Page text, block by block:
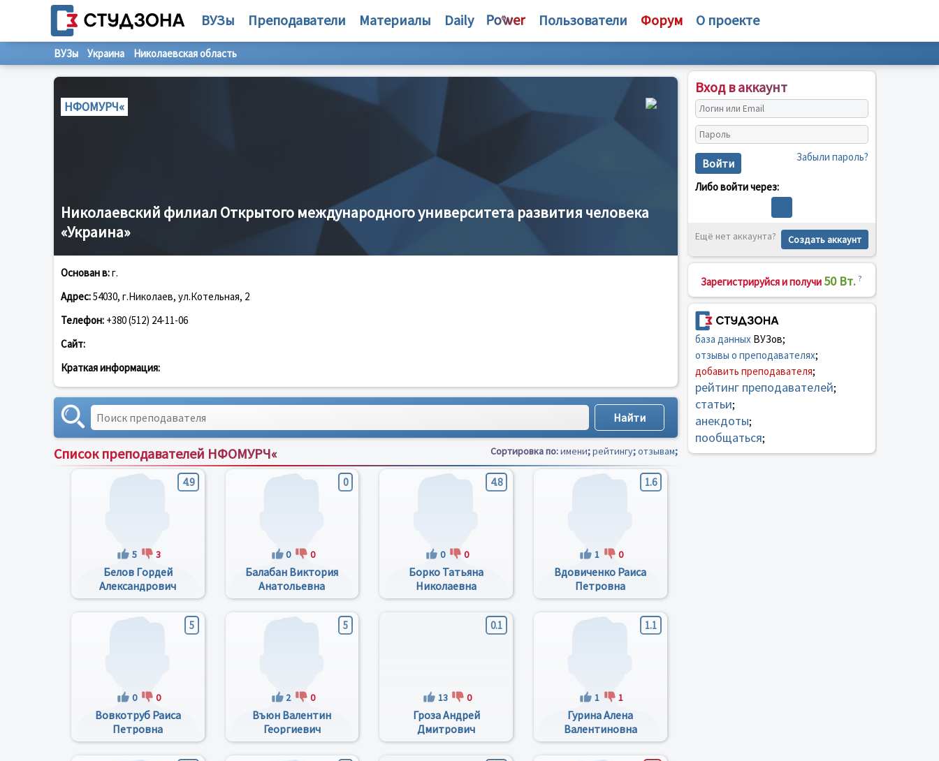
ВУЗы Преподаватели Материалы Daily Пользователи Форум О проекте
ВУЗы Украина Николаевская область
НФОМУРЧ«
Николаевский филиал Открытого международного университета развития человека
«Украина»
Основан в:г.
Адрес:54030, г.Николаев, ул.Котельная, 2
Телефон: +380 (512) 24-11-06
Сайт:
Краткая информация:
Список преподавателей НФОМУРЧ« Сортировка по:имени;рейтингу;отзывам;
4.9
5 3
Бeлов Гoрдей
Александрович
0
0 0
Балабан Виктория
Анатольевна
4.8
0 0
Борко Татьяна
Николаевна
1.6
1 0
Вдовиченко Раиса
Петровна
5
0 0
Вовкотруб Раиса
Петровна
5
2 0
Въюн Валентин
Георгиевич
0.1
13 0
Гроза Андрей
Дмитрович
1.1
1 1
Гурина Алена
Валентиновна
Вход в аккаунт
Войти Забыли пароль?
Либо войти через:
Ещё нет аккаунта? Создать аккаунт
Зарегистрируйся и получи 50 Вт. ?
база данныхВУЗов;
отзывы о преподавателях;
добавить преподавателя;
рейтинг преподавателей;
статьи;
анекдоты;
пообщаться;